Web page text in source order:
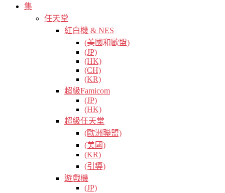
集
任天堂
紅白機 & NES
(美國和歐盟)
(JP)
(HK)
(CH)
(KR)
超級Famicom
(JP)
(HK)
超級任天堂
(歐洲聯盟)
(美國)
(KR)
(引導)
遊戲機
(JP)